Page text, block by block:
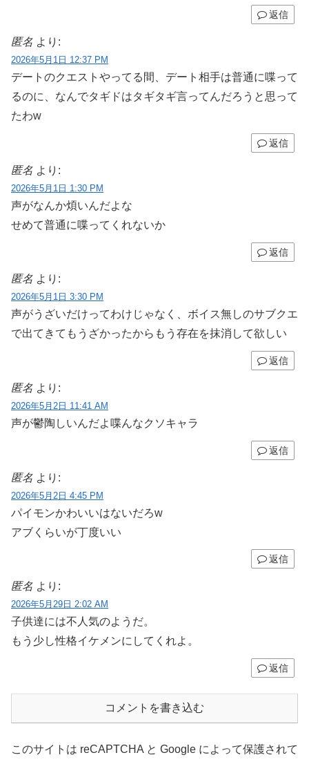
返信
匿名 より:
2026年5月1日 12:37 PM
デートのクエストやってる間、デート相手は普通に喋って
るのに、なんでタギドはタギタギ言ってんだろうと思って
たわw
返信
匿名 より:
2026年5月1日 1:30 PM
声がなんか煩いんだよな
せめて普通に喋ってくれないか
返信
匿名 より:
2026年5月1日 3:30 PM
声がうざいだけってわけじゃなく、ボイス無しのサブクエ
で出てきてもうざかったからもう存在を抹消して欲しい
返信
匿名 より:
2026年5月2日 11:41 AM
声が鬱陶しいんだよ喋んなクソキャラ
返信
匿名 より:
2026年5月2日 4:45 PM
パイモンかわいいはないだろw
アブくらいが丁度いい
返信
匿名 より:
2026年5月29日 2:02 AM
子供達には不人気のようだ。
もう少し性格イケメンにしてくれよ。
返信
コメントを書き込む
このサイトは reCAPTCHA と Google によって保護されて